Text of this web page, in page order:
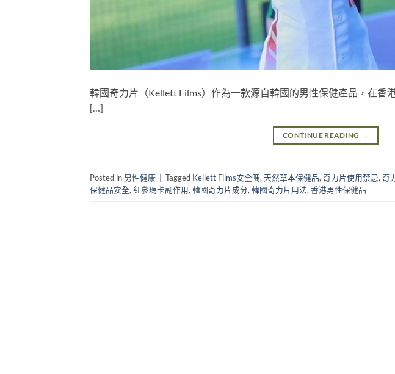
韓國奇力片（Kellett Films）作為一款源自韓國的男性保健產品，在香
[…]
CONTINUE READING →
Posted in 男性健康 Tagged Kellett Films安全嗎, 天然草本保健品, 奇力片使用禁忌, 奇
保健品安全, 紅參瑪卡副作用, 韓國奇力片成分, 韓國奇力片用法, 香港男性保健品